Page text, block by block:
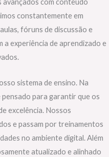
constantemente em
fóruns de discussão e
experiência de aprendizado e
sistema de ensino. Na
para garantir que os
excelência. Nossos
e passam por treinamentos
no ambiente digital. Além
atualizado e alinhado